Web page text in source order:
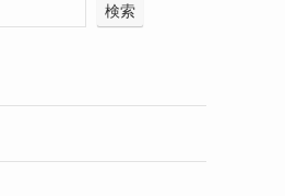
検索